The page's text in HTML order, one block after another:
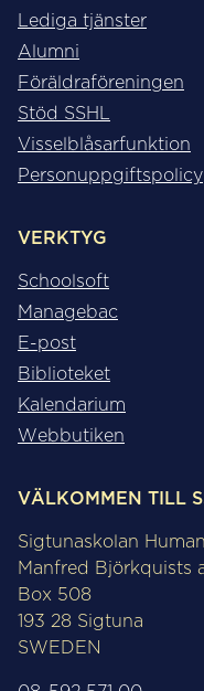
Lediga tjänster
Alumni
Föräldraföreningen
Stöd SSHL
Visselblåsarfunktion
Personuppgiftspolicy
VERKTYG
Schoolsoft
Managebac
E-post
Biblioteket
Kalendarium
Webbutiken
VÄLKOMMEN TILL
Sigtunaskolan
Manfred Björkquists
Box 508
193 28 Sigtuna
SWEDEN